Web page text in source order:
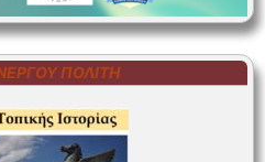
ΠΟΛΊΤΗ